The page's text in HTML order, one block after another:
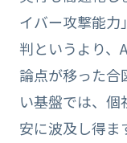
イバー攻撃能力
判というより、
論点が移った合
い基盤では、
安に波及し得ま